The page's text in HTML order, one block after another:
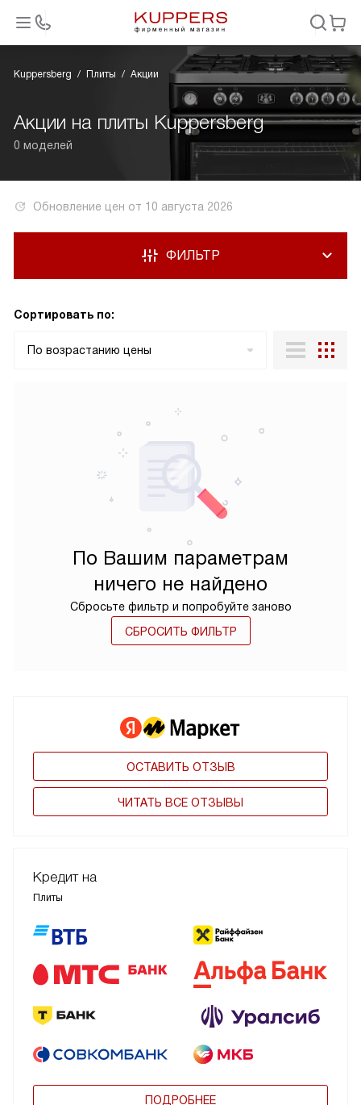
Kuppersberg Плиты Акции
Акции на плиты Kuppersberg
0 моделей
Обновление цен от 10 августа 2026
ФИЛЬТР
Сортировать по:
По возрастанию цены
По Вашим параметрам
ничего не найдено
Сбросьте фильтр и попробуйте заново
СБРОСИТЬ ФИЛЬТР
ОСТАВИТЬ ОТЗЫВ
ЧИТАТЬ ВСЕ ОТЗЫВЫ
Кредит на
Плиты
ПОДРОБНЕЕ